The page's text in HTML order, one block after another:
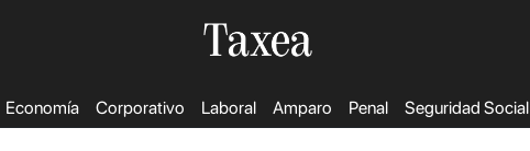
Economía Corporativo Laboral Amparo Penal Seguridad Social